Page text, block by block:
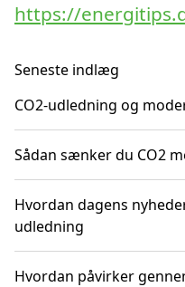
https://
Seneste indlæg
CO2-udledning og
Sådan sænker du CO2
Hvordan dagens
udledning
Hvordan påvirker